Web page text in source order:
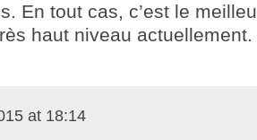
En tout cas, c’est le
haut niveau actuellement.
at 18:14